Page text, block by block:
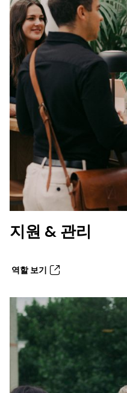
지원 & 관리
역할 보기